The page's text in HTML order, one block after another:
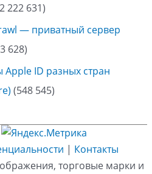
222 631)
— приватный сервер
628)
ID разных стран
(548 545)
| Контакты
торговые марки и